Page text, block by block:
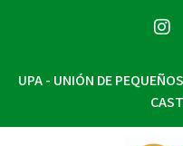
UPA - UNIÓN DE